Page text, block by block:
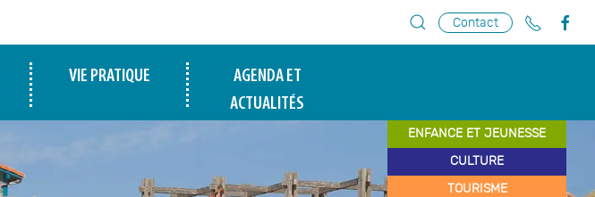
Contact
VIE PRATIQUE
AGENDA ET
ACTUALITÉS
ENFANCE ET JEUNESSE
CULTURE
TOURISME